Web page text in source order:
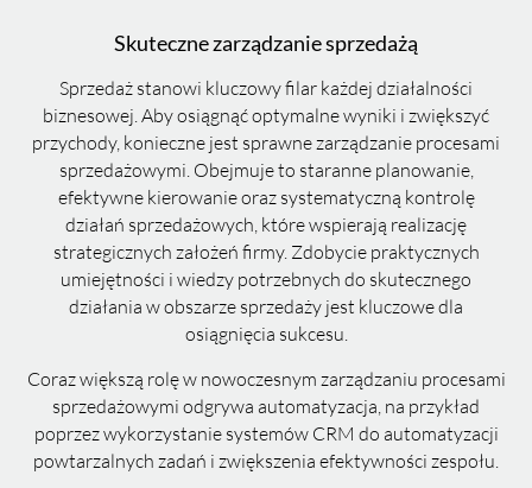
Skuteczne zarządzanie sprzedażą
Sprzedaż stanowi kluczowy filar każdej działalności
biznesowej. Aby osiągnąć optymalne wyniki i zwiększyć
przychody, konieczne jest sprawne zarządzanie procesami
sprzedażowymi. Obejmuje to staranne planowanie,
efektywne kierowanie oraz systematyczną kontrolę
działań sprzedażowych, które wspierają realizację
strategicznych założeń firmy. Zdobycie praktycznych
umiejętności i wiedzy potrzebnych do skutecznego
działania w obszarze sprzedaży jest kluczowe dla
osiągnięcia sukcesu.
Coraz większą rolę w nowoczesnym zarządzaniu procesami
sprzedażowymi odgrywa automatyzacja, na przykład
poprzez wykorzystanie systemów CRM do automatyzacji
powtarzalnych zadań i zwiększenia efektywności zespołu.